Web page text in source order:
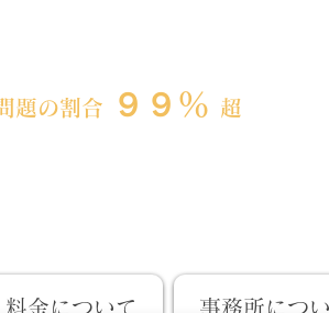
題の割合 ９９％ 超
料金について 事務所につ